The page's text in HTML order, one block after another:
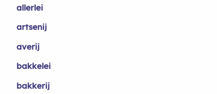
allerlei
artsenij
averij
bakkelei
bakkerij